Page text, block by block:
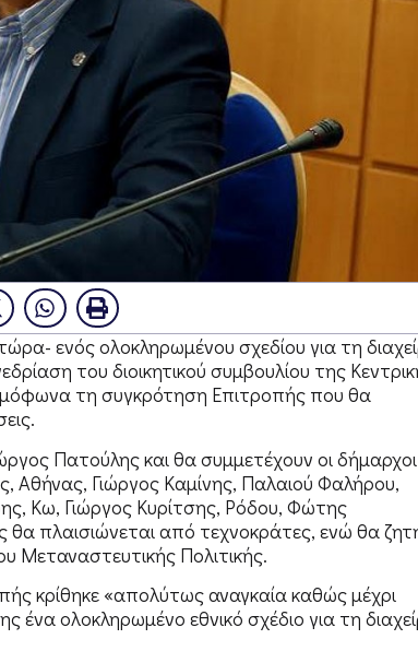
ενός ολοκληρωμένου σχεδίου για τη
του διοικητικού συμβουλίου της
τη συγκρότηση Επιτροπής που θα
Πατούλης και θα συμμετέχουν οι δήμαρχοι
Αθήνας, Γιώργος Καμίνης, Παλαιού Φαλήρου,
Κω, Γιώργος Κυρίτσης, Ρόδου, Φώτης
πλαισιώνεται από τεχνοκράτες, ενώ θα
Μεταναστευτικής Πολιτικής.
κρίθηκε «απολύτως αναγκαία καθώς μέχρι
ένα ολοκληρωμένο εθνικό σχέδιο για τη